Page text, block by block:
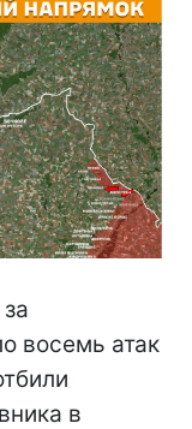
за
восемь атак
в